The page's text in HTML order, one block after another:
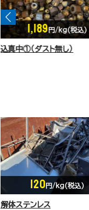
1,119円/kg(税込)
込真中②（ダスト3%以内）
120 円/kg(税込)
解体ステンレス